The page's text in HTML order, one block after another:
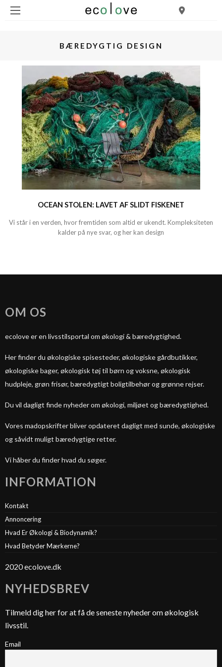
BÆREDYGTIG DESIGN
OCEAN STOLEN: LAVET AF SLIDT FISKENET
Vi står i en verden, hvor fremtiden som altid er ukendt. Kompleksiteten
kalder på nye svar, og her kan design
OM OS
ecolove er en livsstilsportal om økologi & bæredygtighed.
Her finder du økologiske spisesteder, økologiske gårdbutikker,
økologiske bager, økologisk tøj til børn og voksne, økologisk
hudpleje, grøn frisør, bæredygtigt boligtilbehør og grønne rejser.
Du vil dagligt finde nyheder om økologi, miljøet og bæredygtighed.
Vores madopskrifter bliver opdateret dagligt med sunde, økologiske
og såvidt muligt bæredygtige retter.
Vi håber du finder hvad du søger.
INFORMATION
Kontakt
Annoncering
Hvad Er Økologi & Biodynamik?
Hvad Betyder Mærkerne?
2020 ecolove.dk
NYHEDSBREV
Tilmeld dig her for at få de seneste nyheder om økologisk
livsstil.
Email